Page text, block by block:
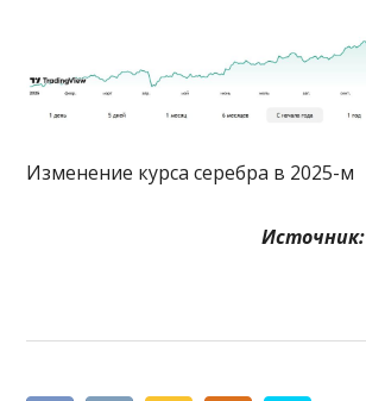
Изменение курса серебра в 2025-м
Источник: